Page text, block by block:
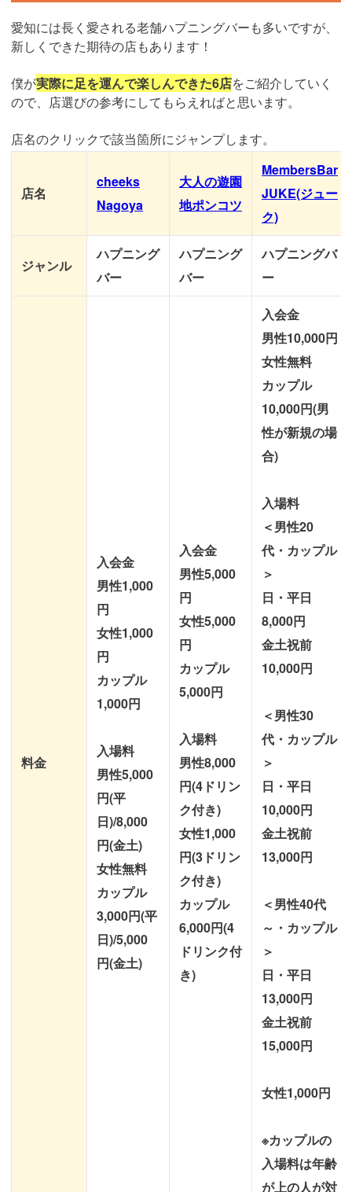
愛知には長く愛される老舗ハプニングバーも多いですが、
新しくできた期待の店もあります！
僕が実際に足を運んで楽しんできた6店をご紹介していく
ので、店選びの参考にしてもらえればと思います。
店名のクリックで該当箇所にジャンプします。
店名
cheeks
Nagoya
大人の遊園
地ポンコツ
MembersBar
JUKE(ジュー
ク)
ジャンル
ハプニング
バー
ハプニング
バー
ハプニングバ
ー
料金
入会金
男性1,000
円
女性1,000
円
カップル
1,000円
入場料
男性5,000
円(平
日)/8,000
円(金土)
女性無料
カップル
3,000円(平
日)/5,000
円(金土)
入会金
男性5,000
円
女性5,000
円
カップル
5,000円
入場料
男性8,000
円(4ドリン
ク付き)
女性1,000
円(3ドリン
ク付き)
カップル
6,000円(4
ドリンク付
き)
入会金
男性10,000円
女性無料
カップル
10,000円(男
性が新規の場
合)
入場料
＜男性20
代・カップル
＞
日・平日
8,000円
金土祝前
10,000円
＜男性30
代・カップル
＞
日・平日
10,000円
金土祝前
13,000円
＜男性40代
～・カップル
＞
日・平日
13,000円
金土祝前
15,000円
女性1,000円
※カップルの
入場料は年齢
が上の人が対